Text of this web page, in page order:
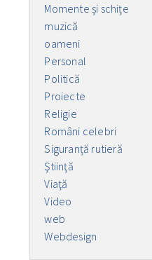
Momente și schițe
muzică
oameni
Personal
Politică
Proiecte
Religie
Români celebri
Siguranță rutieră
Ştiinţă
Viaţă
Video
web
Webdesign